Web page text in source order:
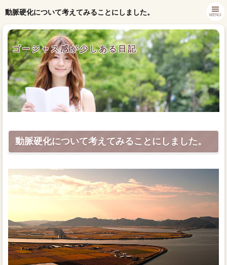
動脈硬化について考えてみることにしました。
ゴージャス感が少しある日記
MENU
動脈硬化について考えてみることにしました。